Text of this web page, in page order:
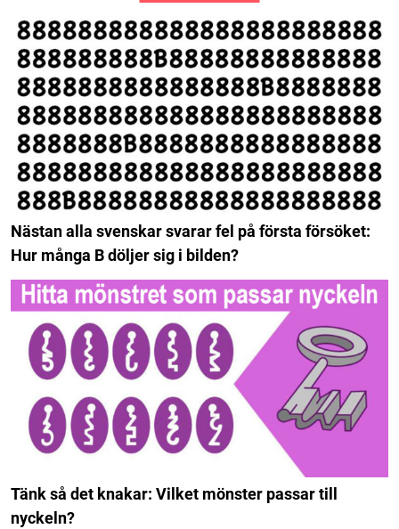
Nästan alla svenskar svarar fel på första försöket:
Hur många B döljer sig i bilden?
Tänk så det knakar: Vilket mönster passar till
nyckeln?